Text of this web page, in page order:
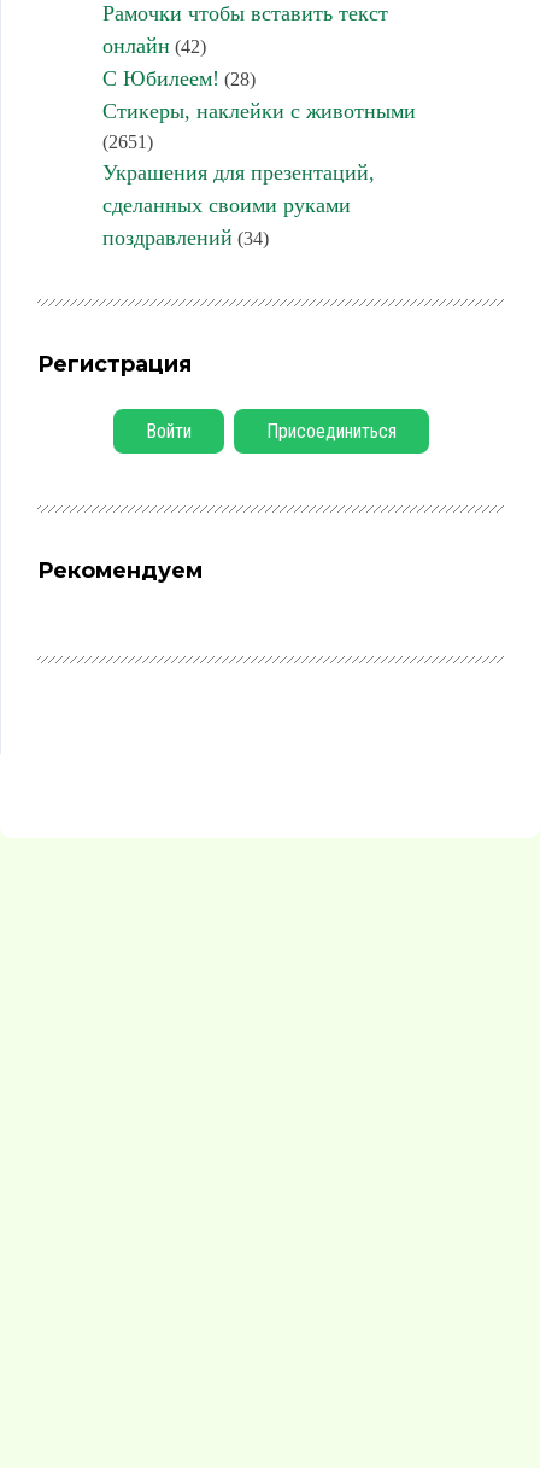
Рамочки чтобы вставить текст
онлайн (42)
С Юбилеем! (28)
Стикеры, наклейки с животными
(2651)
Украшения для презентаций,
сделанных своими руками
поздравлений (34)
Регистрация
Войти Присоединиться
Рекомендуем